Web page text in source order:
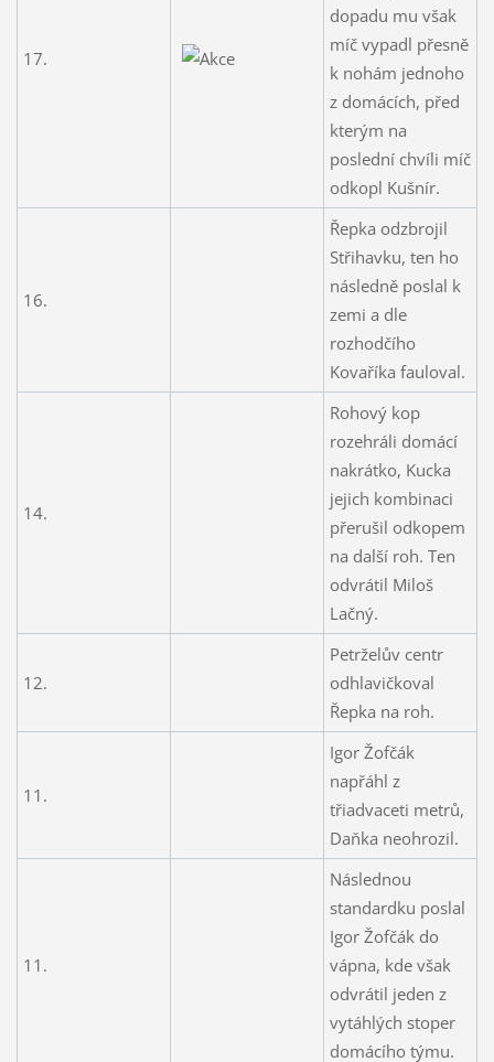
17.
dopadu mu však
míč vypadl přesně
k nohám jednoho
z domácích, před
kterým na
poslední chvíli míč
odkopl Kušnír.
16.
Řepka odzbrojil
Střihavku, ten ho
následně poslal k
zemi a dle
rozhodčího
Kovaříka fauloval.
14.
Rohový kop
rozehráli domácí
nakrátko, Kucka
jejich kombinaci
přerušil odkopem
na další roh. Ten
odvrátil Miloš
Lačný.
12.
Petrželův centr
odhlavičkoval
Řepka na roh.
11.
Igor Žofčák
napřáhl z
třiadvaceti metrů,
Daňka neohrozil.
11.
Následnou
standardku poslal
Igor Žofčák do
vápna, kde však
odvrátil jeden z
vytáhlých stoper
domácího týmu.